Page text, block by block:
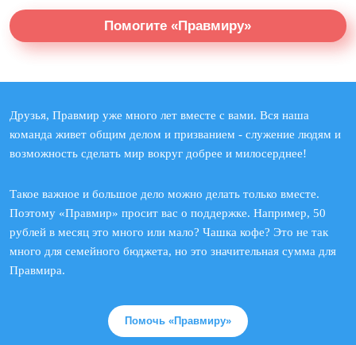
Помогите «Правмиру»
Друзья, Правмир уже много лет вместе с вами. Вся наша
команда живет общим делом и призванием - служение людям и
возможность сделать мир вокруг добрее и милосерднее!
Такое важное и большое дело можно делать только вместе.
Поэтому «Правмир» просит вас о поддержке. Например, 50
рублей в месяц это много или мало? Чашка кофе? Это не так
много для семейного бюджета, но это значительная сумма для
Правмира.
Помочь «Правмиру»